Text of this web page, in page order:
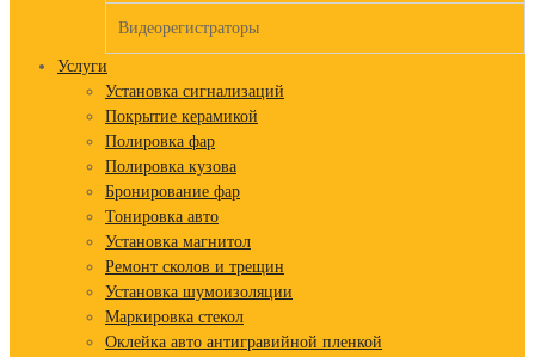
Видеорегистраторы
Услуги
Установка сигнализаций
Покрытие керамикой
Полировка фар
Полировка кузова
Бронирование фар
Тонировка авто
Установка магнитол
Ремонт сколов и трещин
Установка шумоизоляции
Маркировка стекол
Оклейка авто антигравийной пленкой